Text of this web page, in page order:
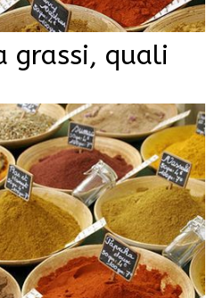
grassi, quali